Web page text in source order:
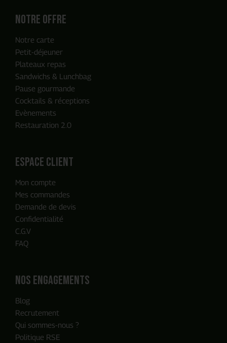
Notre équipe reviendra vers vous
en moins de 24h, c'est promis
Notre offre
Notre carte
Petit-déjeuner
Plateaux repas
Sandwichs & Lunchbag
Pause gourmande
Cocktails & réceptions
Evènements
Restauration 2.0
espace client
Mon compte
Mes commandes
Demande de devis
Confidentialité
C.G.V
FAQ
Nos engagements
Blog
Recrutement
Qui sommes-nous ?
Politique RSE